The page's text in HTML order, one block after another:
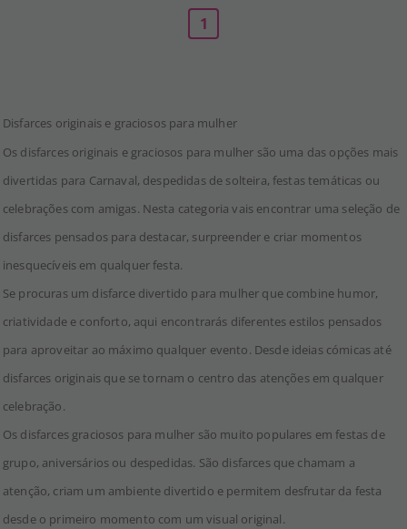
1
Disfarces originais e graciosos para mulher
Os disfarces originais e graciosos para mulher são uma das opções mais
divertidas para Carnaval, despedidas de solteira, festas temáticas ou
celebrações com amigas. Nesta categoria vais encontrar uma seleção de
disfarces pensados para destacar, surpreender e criar momentos
inesquecíveis em qualquer festa.
Se procuras um disfarce divertido para mulher que combine humor,
criatividade e conforto, aqui encontrarás diferentes estilos pensados
para aproveitar ao máximo qualquer evento. Desde ideias cómicas até
disfarces originais que se tornam o centro das atenções em qualquer
celebração.
Os disfarces graciosos para mulher são muito populares em festas de
grupo, aniversários ou despedidas. São disfarces que chamam a
atenção, criam um ambiente divertido e permitem desfrutar da festa
desde o primeiro momento com um visual original.